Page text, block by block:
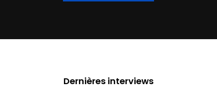
Dernières interviews